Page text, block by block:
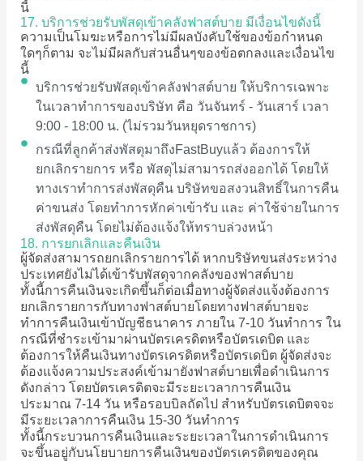
นี้
17. บริการช่วยรับพัสดุเข้าคลังฟาสต์บาย มีเงื่อนไขดังนี้
ความเป็นโมฆะหรือการไม่มีผลบังคับใช้ของข้อกำหนด
ใดๆก็ตาม จะไม่มีผลกับส่วนอื่นๆของข้อตกลงและเงื่อนไข
นี้
บริการช่วยรับพัสดุเข้าคลังฟาสต์บาย ให้บริการเฉพาะ
ในเวลาทำการของบริษัท คือ วันจันทร์ - วันเสาร์ เวลา
9:00 - 18:00 น. (ไม่รวมวันหยุดราชการ)
กรณีที่ลูกค้าส่งพัสดุมาถึงFastBuyแล้ว ต้องการให้
ยกเลิกรายการ หรือ พัสดุไม่สามารถส่งออกได้ โดยให้
ทางเราทำการส่งพัสดุคืน บริษัทขอสงวนสิทธิ์ในการคืน
ค่าขนส่ง โดยทำการหักค่าเข้ารับ และ ค่าใช้จ่ายในการ
ส่งพัสดุคืน โดยไม่ต้องแจ้งให้ทราบล่วงหน้า
18. การยกเลิกและคืนเงิน
ผู้จัดส่งสามารถยกเลิกรายการได้ หากบริษัทขนส่งระหว่าง
ประเทศยังไม่ได้เข้ารับพัสดุจากคลังของฟาสต์บาย
ทั้งนี้การคืนเงินจะเกิดขึ้นก็ต่อเมื่อทางผู้จัดส่งแจ้งต้องการ
ยกเลิกรายการกับทางฟาสต์บายโดยทางฟาสต์บายจะ
ทำการคืนเงินเข้าบัญชีธนาคาร ภายใน 7-10 วันทำการ ใน
กรณีที่ชำระเข้ามาผ่านบัตรเครดิตหรือบัตรเดบิต และ
ต้องการให้คืนเงินทางบัตรเครดิตหรือบัตรเดบิต ผู้จัดส่งจะ
ต้องแจ้งความประสงค์เข้ามายังฟาสต์บายเพื่อดำเนินการ
ดังกล่าว โดยบัตรเครดิตจะมีระยะเวลาการคืนเงิน
ประมาณ 7-14 วัน หรือรอบบิลถัดไป สำหรับบัตรเดบิตจจะ
มีระยะเวลาการคืนเงิน 15-30 วันทำการ
ทั้งนี้กระบวนการคืนเงินและระยะเวลาในการดำเนินการ
จะขึ้นอยู่กับนโยบายการคืนเงินของบัตรเครดิตของคุณ